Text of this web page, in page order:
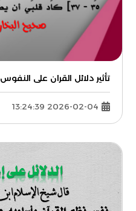
تأثير دلائل القران على النفوس
2026-02-04 13:24:39